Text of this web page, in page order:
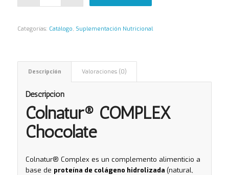
Categorías: Catálogo, Suplementación Nutricional
Descripción Valoraciones (0)
Descripción
Colnatur® COMPLEX
Chocolate
Colnatur® Complex es un complemento alimenticio a
base de proteína de colágeno hidrolizada (natural,